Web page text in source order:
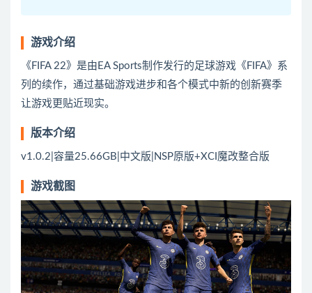
游戏介绍
《FIFA 22》是由EA Sports制作发行的足球游戏《FIFA》系
列的续作，通过基础游戏进步和各个模式中新的创新赛季
让游戏更贴近现实。
版本介绍
v1.0.2|容量25.66GB|中文版|NSP原版+XCI魔改整合版
游戏截图